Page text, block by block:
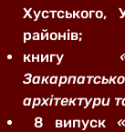
Хустського,
районів;
книгу
архітектури
8 випуск